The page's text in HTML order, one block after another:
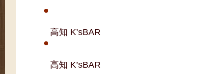
高知 K’sBAR
高知 K’sBAR